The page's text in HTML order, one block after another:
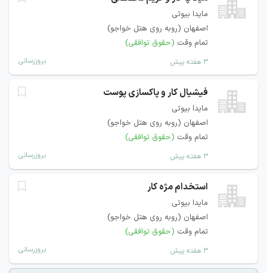
مایدا بیوتی
اصفهان (روبه روی هتل خواجو)
تمام وقت (حقوق توافقی)
۳ هفته پیش بروزرسانی
فیشیال کار و پاکسازی پوست
مایدا بیوتی
اصفهان (روبه روی هتل خواجو)
تمام وقت (حقوق توافقی)
۳ هفته پیش بروزرسانی
استخدام مژه کار
مایدا بیوتی
اصفهان (روبه روی هتل خواجو)
تمام وقت (حقوق توافقی)
۳ هفته پیش بروزرسانی